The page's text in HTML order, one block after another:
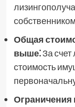
Общая
выше⁚За счет
стоимость
Ограничения